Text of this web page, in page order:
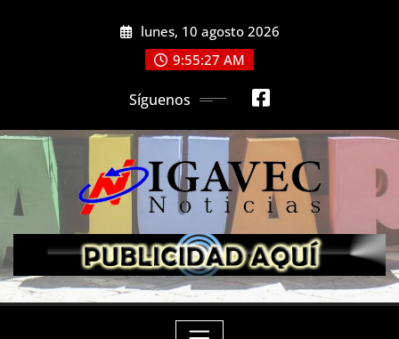
lunes, 10 agosto 2026
9:55:28 AM
Síguenos